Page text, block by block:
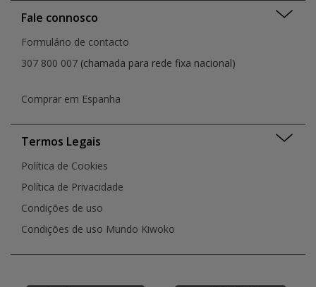
Fale connosco
Formulário de contacto
307 800 007 (chamada para rede fixa nacional)
Comprar em Espanha
Termos Legais
Política de Cookies
Política de Privacidade
Condições de uso
Condições de uso Mundo Kiwoko